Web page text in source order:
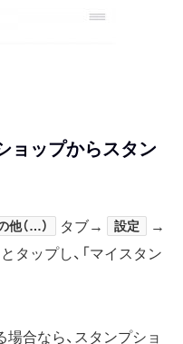
ョップからスタン
他（…） タブ→ 設定 →
とタップし、「マイスタン
合なら、スタンプショ